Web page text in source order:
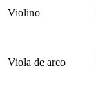
Violino
Viola de arco